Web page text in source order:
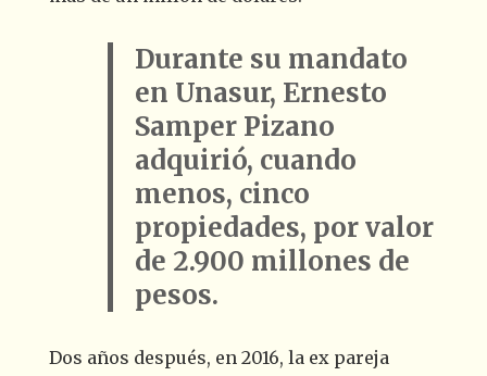
Durante su mandato
en Unasur, Ernesto
Samper Pizano
adquirió, cuando
menos, cinco
propiedades, por valor
de 2.900 millones de
pesos.
Dos años después, en 2016, la ex pareja